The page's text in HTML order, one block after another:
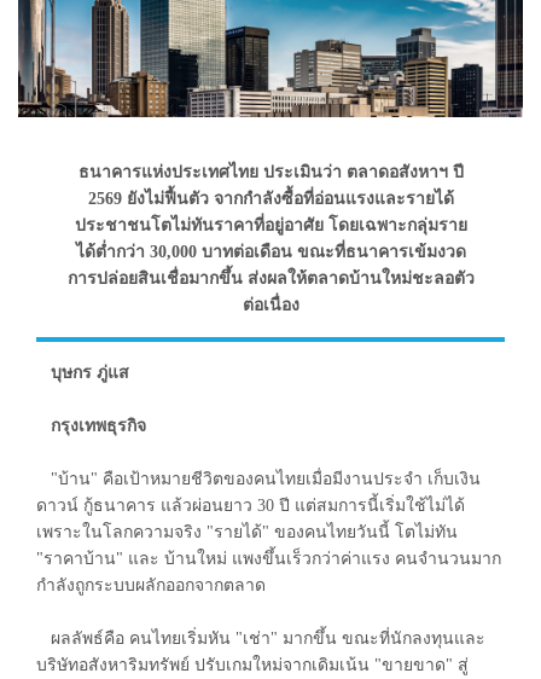
ธนาคารแห่งประเทศไทย ประเมินว่า ตลาดอสังหาฯ ปี
2569 ยังไม่ฟื้นตัว จากกำลังซื้อที่อ่อนแรงและรายได้
ประชาชนโตไม่ทันราคาที่อยู่อาศัย โดยเฉพาะกลุ่มราย
ได้ต่ำกว่า 30,000 บาทต่อเดือน ขณะที่ธนาคารเข้มงวด
การปล่อยสินเชื่อมากขึ้น ส่งผลให้ตลาดบ้านใหม่ชะลอตัว
ต่อเนื่อง
บุษกร ภู่แส
กรุงเทพธุรกิจ
"บ้าน" คือเป้าหมายชีวิตของคนไทยเมื่อมีงานประจำ เก็บเงิน
ดาวน์ กู้ธนาคาร แล้วผ่อนยาว 30 ปี แต่สมการนี้เริ่มใช้ไม่ได้
เพราะในโลกความจริง "รายได้" ของคนไทยวันนี้ โตไม่ทัน
"ราคาบ้าน" และ บ้านใหม่ แพงขึ้นเร็วกว่าค่าแรง คนจำนวนมาก
กำลังถูกระบบผลักออกจากตลาด
ผลลัพธ์คือ คนไทยเริ่มหัน "เช่า" มากขึ้น ขณะที่นักลงทุนและ
บริษัทอสังหาริมทรัพย์ ปรับเกมใหม่จากเดิมเน้น "ขายขาด" สู่